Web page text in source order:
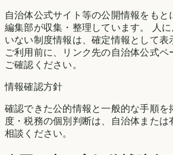
自治体公式サイト等の公開情報をも
編集部が収集・整理しています。 人
いない制度情報は、確定情報として表
ご利用前に、リンク先の自治体公式ペ
ご確認ください。
情報確認方針
確認できた公的情報と一般的な手順を
度・税務の個別判断は、自治体または
相談ください。